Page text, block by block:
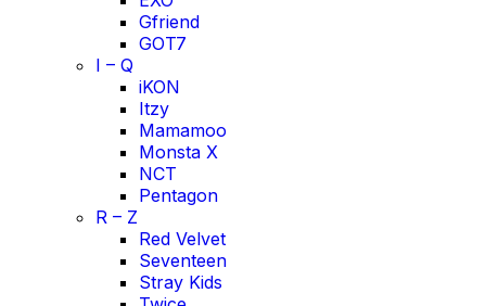
Gfriend
GOT7
I – Q
iKON
Itzy
Mamamoo
Monsta X
NCT
Pentagon
R – Z
Red Velvet
Seventeen
Stray Kids